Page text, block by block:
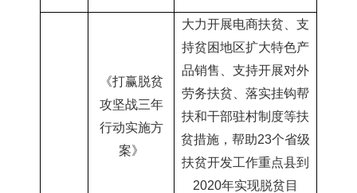
《打赢脱贫
攻坚战三年
行动实施方
案》
大力开展电商扶贫、支
持贫困地区扩大特色产
品销售、支持开展对外
劳务扶贫、落实挂钩帮
扶和干部驻村制度等扶
贫措施，帮助23个省级
扶贫开发工作重点县到
2020年实现脱贫目